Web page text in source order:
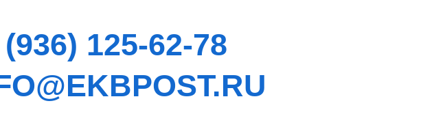
125-62-78